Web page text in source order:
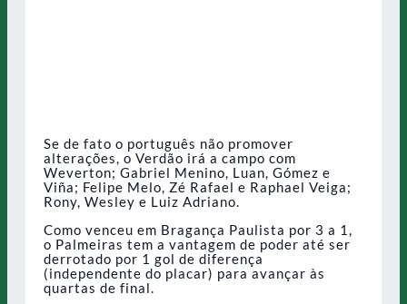
Se de fato o português não promover
alterações, o Verdão irá a campo com
Weverton; Gabriel Menino, Luan, Gómez e
Viña; Felipe Melo, Zé Rafael e Raphael Veiga;
Rony, Wesley e Luiz Adriano.
Como venceu em Bragança Paulista por 3 a 1,
o Palmeiras tem a vantagem de poder até ser
derrotado por 1 gol de diferença
(independente do placar) para avançar às
quartas de final.